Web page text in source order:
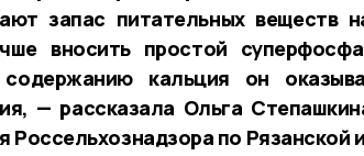
запас питательных веществ
вносить простой
кальция он
— рассказала Ольга
Россельхознадзора по Рязанской